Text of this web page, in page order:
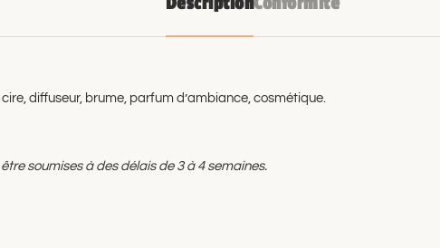
diffuseur, brume, parfum d’ambiance, cosmétique.
soumises à des délais de 3 à 4 semaines.